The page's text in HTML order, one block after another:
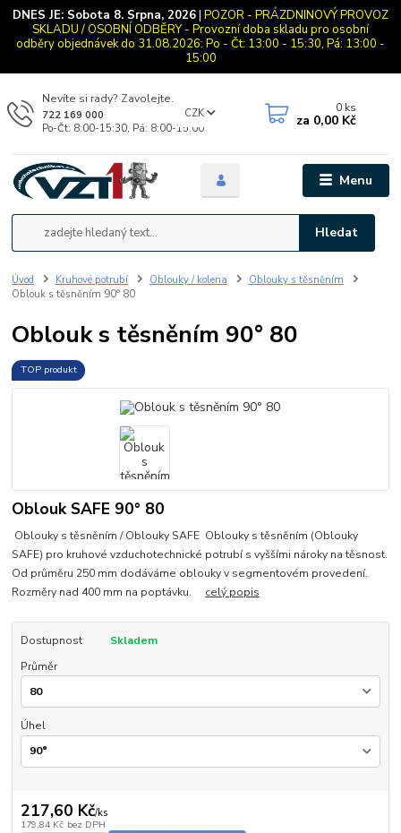
DNES JE: Sobota 8. Srpna, 2026| POZOR - PRÁZDNINOVÝ PROVOZ
SKLADU / OSOBNÍ ODBĚRY - Provozní doba skladu pro osobní
odběry objednávek do 31.08.2026: Po - Čt: 13:00 - 15:30, Pá: 13:00 -
15:00
Menu
CZK
Hledat
Nevíte si rady? Zavolejte.
722 169 000
Po-Čt: 8:00-15:30, Pá: 8:00-15:00
0 ks
za 0,00 Kč
Úvod Kruhové potrubí Oblouky / kolena
Oblouky s těsněním
Oblouk s těsněním 90° 80
Oblouk s těsněním 90° 80
TOP produkt
Oblouk SAFE 90° 80
Oblouky s těsněním / Oblouky SAFE Oblouky s těsněním (Oblouky
SAFE) pro kruhové vzduchotechnické potrubí s vyššími nároky na těsnost.
Od průměru 250 mm dodáváme oblouky v segmentovém provedení.
Rozměry nad 400 mm na poptávku. celý popis
Dostupnost
Skladem
Průměr
Úhel
217,60 Kč/ks
179,84 Kč bez DPH